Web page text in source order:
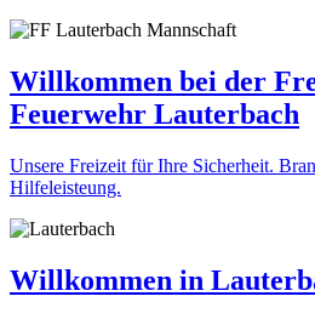
Willkommen bei der
Feuerwehr Lauterbach
Unsere Freizeit für Ihre Sicherheit.
Hilfeleisteung.
Willkommen in